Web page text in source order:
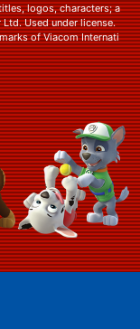
logos, characters; a
Used under license.
of Viacom Internati